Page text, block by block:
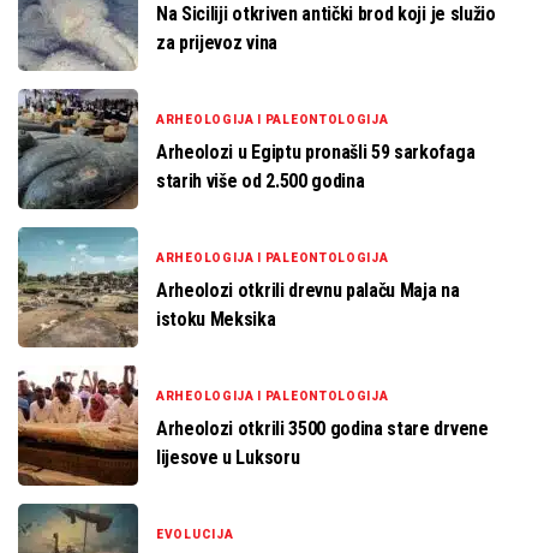
Na Siciliji otkriven antički brod koji je služio
za prijevoz vina
ARHEOLOGIJA I PALEONTOLOGIJA
Arheolozi u Egiptu pronašli 59 sarkofaga
starih više od 2.500 godina
ARHEOLOGIJA I PALEONTOLOGIJA
Arheolozi otkrili drevnu palaču Maja na
istoku Meksika
ARHEOLOGIJA I PALEONTOLOGIJA
Arheolozi otkrili 3500 godina stare drvene
lijesove u Luksoru
EVOLUCIJA